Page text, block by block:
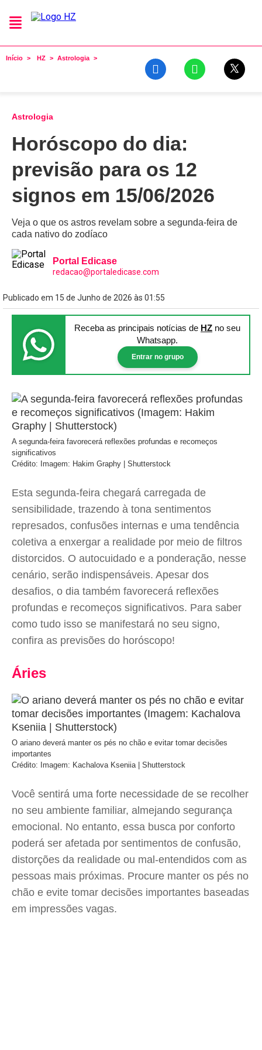
Início HZ Astrologia
Astrologia
Horóscopo do dia:
previsão para os 12
signos em 15/06/2026
Veja o que os astros revelam sobre a segunda-feira de
cada nativo do zodíaco
Portal Edicase
redacao@portaledicase.com
Publicado em 15 de Junho de 2026 às 01:55
Receba as principais notícias de HZ no seu
Whatsapp.
Entrar no grupo
A segunda-feira favorecerá reflexões profundas e recomeços
significativos
Crédito: Imagem: Hakim Graphy | Shutterstock
Esta segunda-feira chegará carregada de
sensibilidade, trazendo à tona sentimentos
represados, confusões internas e uma tendência
coletiva a enxergar a realidade por meio de filtros
distorcidos. O autocuidado e a ponderação, nesse
cenário, serão indispensáveis. Apesar dos
desafios, o dia também favorecerá reflexões
profundas e recomeços significativos. Para saber
como tudo isso se manifestará no seu signo,
confira as previsões do horóscopo!
Áries
O ariano deverá manter os pés no chão e evitar tomar decisões
importantes
Crédito: Imagem: Kachalova Kseniia | Shutterstock
Você sentirá uma forte necessidade de se recolher
no seu ambiente familiar, almejando segurança
emocional. No entanto, essa busca por conforto
poderá ser afetada por sentimentos de confusão,
distorções da realidade ou mal-entendidos com as
pessoas mais próximas. Procure manter os pés no
chão e evite tomar decisões importantes baseadas
em impressões vagas.